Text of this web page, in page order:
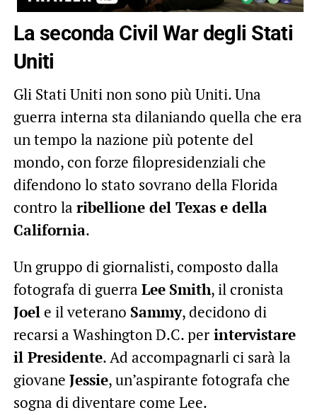
La seconda Civil War degli Stati
Uniti
Gli Stati Uniti non sono più Uniti. Una
guerra interna sta dilaniando quella che era
un tempo la nazione più potente del
mondo, con forze filopresidenziali che
difendono lo stato sovrano della Florida
contro la ribellione del Texas e della
California.
Un gruppo di giornalisti, composto dalla
fotografa di guerra Lee Smith, il cronista
Joele il veterano Sammy, decidono di
recarsi a Washington D.C. perintervistare
il Presidente. Ad accompagnarli ci sarà la
giovane Jessie, un’aspirante fotografa che
sogna di diventare come Lee.